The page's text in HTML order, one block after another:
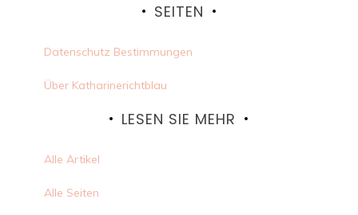
SEITEN
Datenschutz Bestimmungen
Über Katharinerichtblau
LESEN SIE MEHR
Alle Artikel
Alle Seiten